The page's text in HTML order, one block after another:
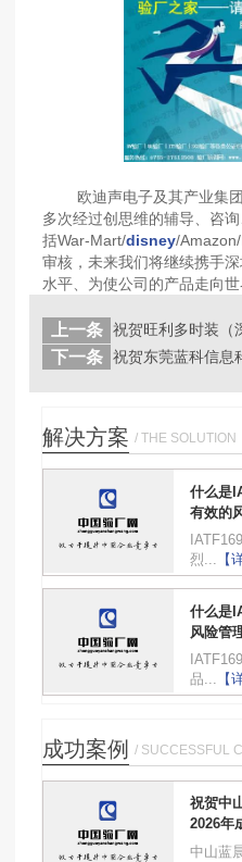
欧迪声电子及其产业集团
多次经过创思维的辅导、咨
括War-Mart/disney/
审核，未来我们将继续携手
水平、为使公司的产品走向世
上一条
下一条
解决方案 / THE SOLUTION
什么是
有效的
烈...
【
什么是
风险管
品...
【
成功案例 / SUCCESSFUL
祝贺中
2026年
中山蓝